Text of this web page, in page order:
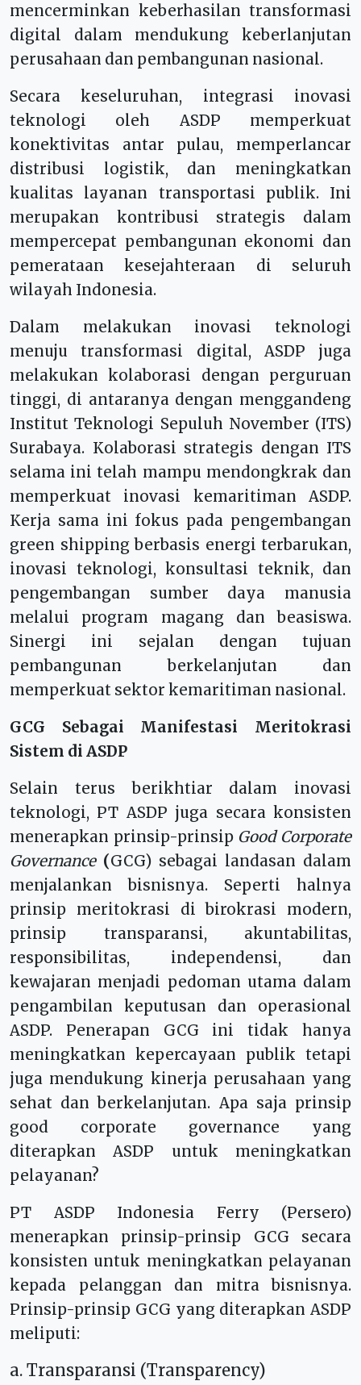
mencerminkan keberhasilan transformasi
digital dalam mendukung keberlanjutan
perusahaan dan pembangunan nasional.
Secara keseluruhan, integrasi inovasi
teknologi oleh ASDP memperkuat
konektivitas antar pulau, memperlancar
distribusi logistik, dan meningkatkan
kualitas layanan transportasi publik. Ini
merupakan kontribusi strategis dalam
mempercepat pembangunan ekonomi dan
pemerataan kesejahteraan di seluruh
wilayah Indonesia.
Dalam melakukan inovasi teknologi
menuju transformasi digital, ASDP juga
melakukan kolaborasi dengan perguruan
tinggi, di antaranya dengan menggandeng
Institut Teknologi Sepuluh November (ITS)
Surabaya. Kolaborasi strategis dengan ITS
selama ini telah mampu mendongkrak dan
memperkuat inovasi kemaritiman ASDP.
Kerja sama ini fokus pada pengembangan
green shipping berbasis energi terbarukan,
inovasi teknologi, konsultasi teknik, dan
pengembangan sumber daya manusia
melalui program magang dan beasiswa.
Sinergi ini sejalan dengan tujuan
pembangunan berkelanjutan dan
memperkuat sektor kemaritiman nasional.
GCG Sebagai Manifestasi Meritokrasi
Sistem di ASDP
Selain terus berikhtiar dalam inovasi
teknologi, PT ASDP juga secara konsisten
menerapkan prinsip-prinsip Good Corporate
Governance(GCG) sebagai landasan dalam
menjalankan bisnisnya. Seperti halnya
prinsip meritokrasi di birokrasi modern,
prinsip transparansi, akuntabilitas,
responsibilitas, independensi, dan
kewajaran menjadi pedoman utama dalam
pengambilan keputusan dan operasional
ASDP. Penerapan GCG ini tidak hanya
meningkatkan kepercayaan publik tetapi
juga mendukung kinerja perusahaan yang
sehat dan berkelanjutan. Apa saja prinsip
good corporate governance yang
diterapkan ASDP untuk meningkatkan
pelayanan?
PT ASDP Indonesia Ferry (Persero)
menerapkan prinsip-prinsip GCG secara
konsisten untuk meningkatkan pelayanan
kepada pelanggan dan mitra bisnisnya.
Prinsip-prinsip GCG yang diterapkan ASDP
meliputi:
a. Transparansi (Transparency)